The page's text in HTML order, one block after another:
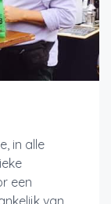
in alle
een